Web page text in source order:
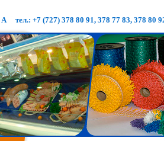
А тел.: +7 (727) 378 80 91, 378 77 83, 378 80